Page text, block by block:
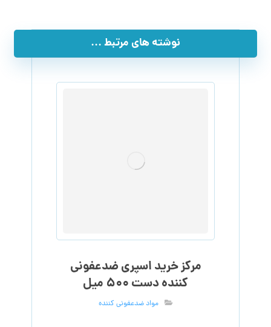
نوشته های مرتبط ...
مرکز خرید اسپری ضدعفونی
کننده دست ۵۰۰ میل
مواد ضدعفونی کننده